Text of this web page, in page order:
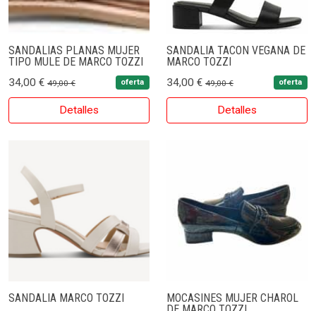
SANDALIAS PLANAS MUJER
TIPO MULE DE MARCO TOZZI
34,00 € 49,00 € oferta
Detalles
SANDALIA TACON VEGANA DE
MARCO TOZZI
34,00 € 49,00 € oferta
Detalles
SANDALIA MARCO TOZZI
MOCASINES MUJER CHAROL